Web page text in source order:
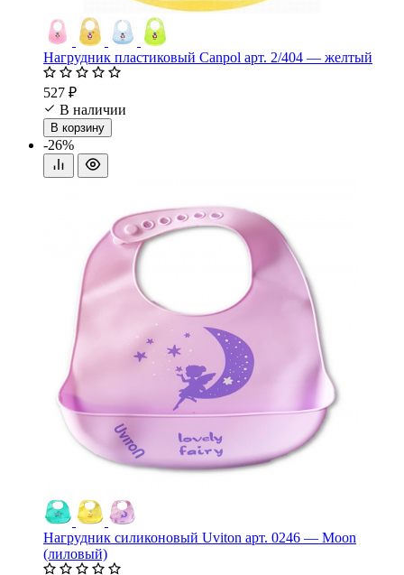
Нагрудник пластиковый Canpol арт. 2/404 — желтый
527 ₽
В наличии
В корзину
-26%
Нагрудник силиконовый Uviton арт. 0246 — Moon
(лиловый)